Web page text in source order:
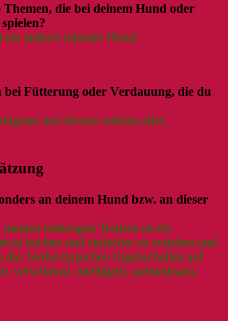
Themen, die bei deinem Hund oder
äußerst robuster Hund.
bei Fütterung oder Verdauung, die du
und fressen nahezu alles.
an deinem Hund bzw. an dieser
bisherigen Terriern ist ein
leichter und einfacher zu erziehen und
die Terrier-typischen Eigenschaften auf
verschmust, intelligent, aufmerksam,